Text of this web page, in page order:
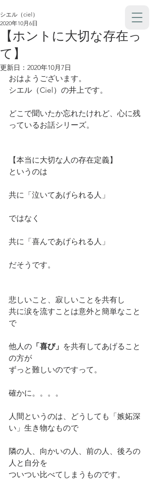
【ホントに大切な存在っ
て】
シエル（ciel）
2020年10月6日
更新日： 2020年10月7日
おはようございます。
シエル（Ciel）の井上です。
どこで聞いたか忘れたけれど、心に残
っているお話シリーズ。
【本当に大切な人の存在定義】
というのは
共に「泣いてあげられる人」
ではなく
共に「喜んであげられる人」
だそうです。
悲しいこと、寂しいことを共有し
共に涙を流すことは意外と簡単なこと
で
他人の 「喜び」 を共有してあげること
の方が
ずっと難しいのですって。
確かに。。。。
人間というのは、どうしても「嫉妬深
い」生き物なもので
隣の人、向かいの人、前の人、後ろの
人と自分を
ついつい比べてしまうものです。